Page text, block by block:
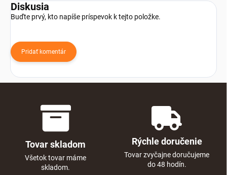
Diskusia
Buďte prvý, kto napíše príspevok k tejto položke.
Pridať komentár
Tovar skladom
Všetok tovar máme
skladom.
Rýchle doručenie
Tovar zvyčajne doručujeme
do 48 hodín.